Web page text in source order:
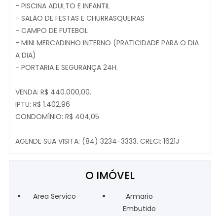
- PISCINA ADULTO E INFANTIL
- SALÃO DE FESTAS E CHURRASQUEIRAS
- CAMPO DE FUTEBOL
- MINI MERCADINHO INTERNO (PRATICIDADE PARA O DIA
A DIA)
- PORTARIA E SEGURANÇA 24H.
VENDA: R$ 440.000,00.
IPTU: R$ 1.402,96
CONDOMÍNIO: R$ 404,05
AGENDE SUA VISITA: (84) 3234-3333. CRECI: 1621J
O IMÓVEL
Area Servico
Armario
Embutido